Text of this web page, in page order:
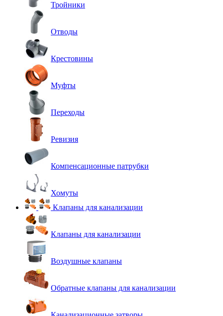
Тройники
Отводы
Крестовины
Муфты
Переходы
Ревизия
Компенсационные патрубки
Хомуты
Клапаны для канализации
Клапаны для канализации
Воздушные клапаны
Обратные клапаны для канализации